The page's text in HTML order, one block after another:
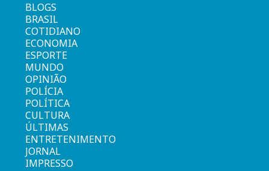
BLOGS
BRASIL
COTIDIANO
ECONOMIA
ESPORTE
MUNDO
OPINIÃO
POLÍCIA
POLÍTICA
CULTURA
ÚLTIMAS
ENTRETENIMENTO
JORNAL
IMPRESSO